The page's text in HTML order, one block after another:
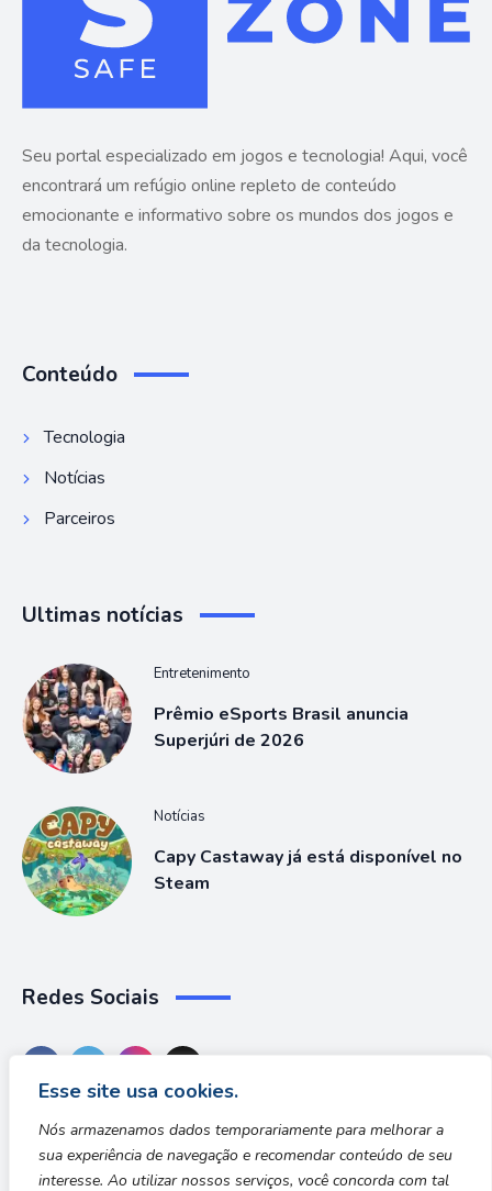
Esse site usa cookies.
Nós armazenamos dados temporariamente para melhorar a
sua experiência de navegação e recomendar conteúdo de seu
interesse. Ao utilizar nossos serviços, você concorda com tal
Seu portal especializado em jogos e tecnologia! Aqui, você
encontrará um refúgio online repleto de conteúdo
emocionante e informativo sobre os mundos dos jogos e
da tecnologia.
Conteúdo
Tecnologia
Notícias
Parceiros
Ultimas notícias
Entretenimento
Prêmio eSports Brasil anuncia
Superjúri de 2026
Notícias
Capy Castaway já está disponível no
Steam
Redes Sociais